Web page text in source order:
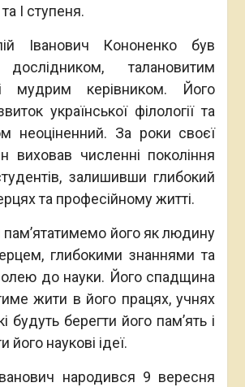
та І ступеня.
Кононенко був
талановитим
мудрим керівником. Його
української філології та
неоціненний. За роки своєї
виховав численні покоління
залишивши глибокий
та професійному житті.
його як людину
глибокими знаннями та
до науки. Його спадщина
жити в його працях, учнях
будуть берегти його пам’ять і
наукові ідеї.
народився 9 вересня